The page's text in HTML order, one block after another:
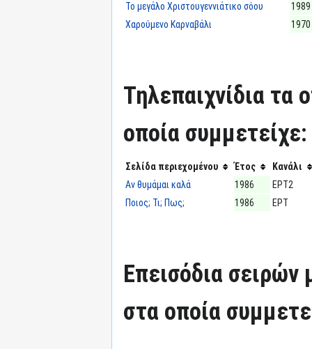
Το μεγάλο Χριστουγεννιάτικο σόου
1989
Χαρούμενο Καρναβάλι
1970
Τηλεπαιχνίδια τα
οποία συμμετείχε:
Σελίδα περιεχομένου Έτος
Κανάλι
Αν θυμάμαι καλά
1986
ΕΡΤ2
Ποιος; Τι; Πως;
1986 ΕΡΤ
Επεισόδια
στα οποία